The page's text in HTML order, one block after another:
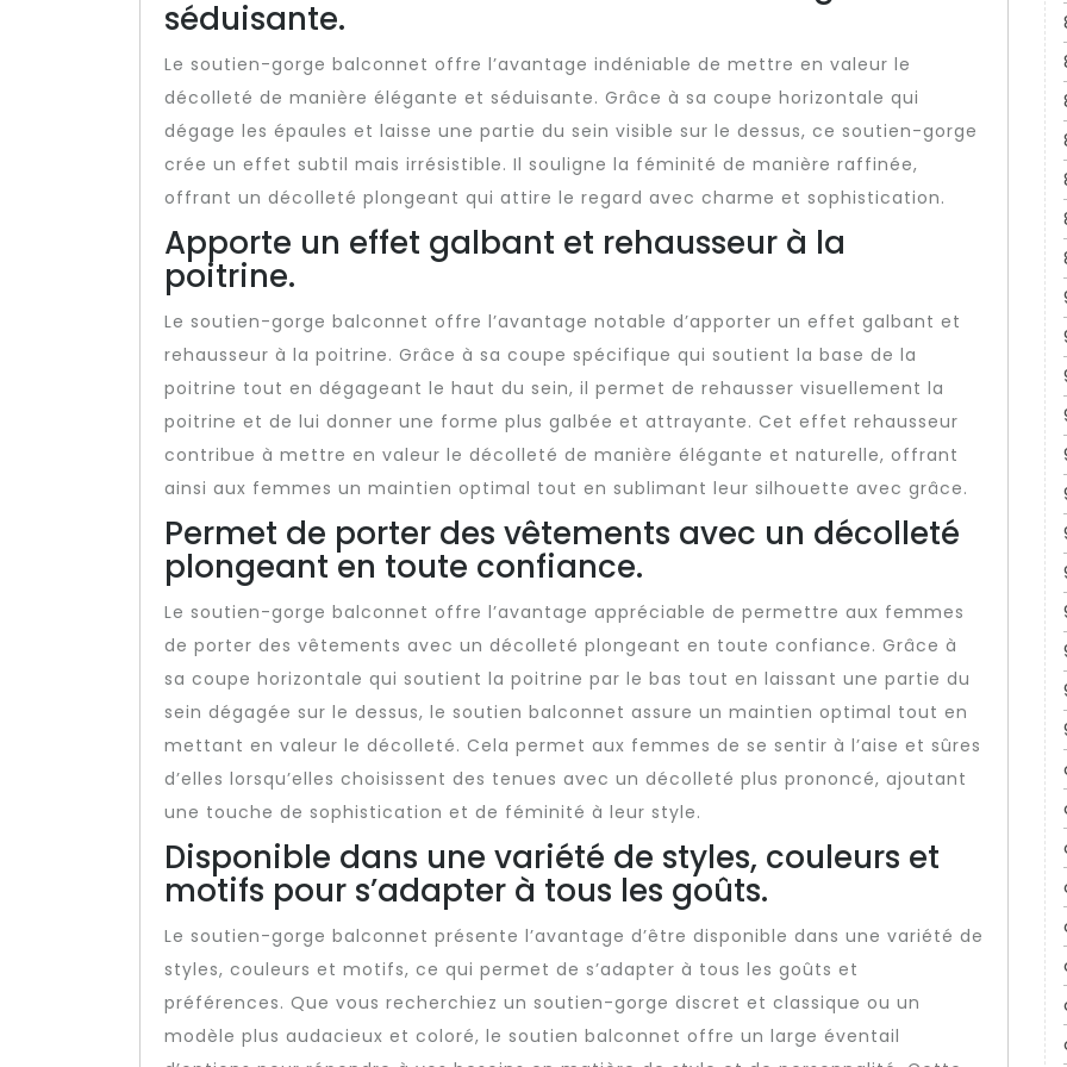
séduisante.
Le soutien-gorge balconnet offre l’avantage indéniable de mettre en valeur le
décolleté de manière élégante et séduisante. Grâce à sa coupe horizontale qui
dégage les épaules et laisse une partie du sein visible sur le dessus, ce soutien-gorge
crée un effet subtil mais irrésistible. Il souligne la féminité de manière raffinée,
offrant un décolleté plongeant qui attire le regard avec charme et sophistication.
Apporte un effet galbant et rehausseur à la
poitrine.
Le soutien-gorge balconnet offre l’avantage notable d’apporter un effet galbant et
rehausseur à la poitrine. Grâce à sa coupe spécifique qui soutient la base de la
poitrine tout en dégageant le haut du sein, il permet de rehausser visuellement la
poitrine et de lui donner une forme plus galbée et attrayante. Cet effet rehausseur
contribue à mettre en valeur le décolleté de manière élégante et naturelle, offrant
ainsi aux femmes un maintien optimal tout en sublimant leur silhouette avec grâce.
Permet de porter des vêtements avec un décolleté
plongeant en toute confiance.
Le soutien-gorge balconnet offre l’avantage appréciable de permettre aux femmes
de porter des vêtements avec un décolleté plongeant en toute confiance. Grâce à
sa coupe horizontale qui soutient la poitrine par le bas tout en laissant une partie du
sein dégagée sur le dessus, le soutien balconnet assure un maintien optimal tout en
mettant en valeur le décolleté. Cela permet aux femmes de se sentir à l’aise et sûres
d’elles lorsqu’elles choisissent des tenues avec un décolleté plus prononcé, ajoutant
une touche de sophistication et de féminité à leur style.
Disponible dans une variété de styles, couleurs et
motifs pour s’adapter à tous les goûts.
Le soutien-gorge balconnet présente l’avantage d’être disponible dans une variété de
styles, couleurs et motifs, ce qui permet de s’adapter à tous les goûts et
préférences. Que vous recherchiez un soutien-gorge discret et classique ou un
modèle plus audacieux et coloré, le soutien balconnet offre un large éventail